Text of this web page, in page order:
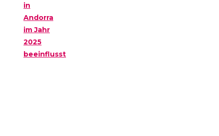
in
Andorra
im Jahr
2025
beeinflusst